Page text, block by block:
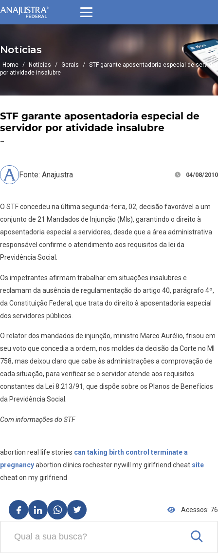
Notícias
Home / Notícias / Gerais / STF garante aposentadoria especial de servidor
por atividade insalubre
STF garante aposentadoria especial de
servidor por atividade insalubre
–
Fonte: Anajustra 04/08/2010
O STF concedeu na última segunda-feira, 02, decisão favorável a um
conjunto de 21 Mandados de Injunção (MIs), garantindo o direito à
aposentadoria especial a servidores, desde que a área administrativa
responsável confirme o atendimento aos requisitos da lei da
Previdência Social.
Os impetrantes afirmam trabalhar em situações insalubres e
reclamam da ausência de regulamentação do artigo 40, parágrafo 4º,
da Constituição Federal, que trata do direito à aposentadoria especial
dos servidores públicos.
O relator dos mandados de injunção, ministro Marco Aurélio, frisou em
seu voto que concedia a ordem, nos moldes da decisão da Corte no MI
758, mas deixou claro que cabe às administrações a comprovação de
cada situação, para verificar se o servidor atende aos requisitos
constantes da Lei 8.213/91, que dispõe sobre os Planos de Benefícios
da Previdência Social.
Com informações do STF
abortion real life stories can taking birth control terminate a
pregnancyabortion clinics rochester nywill my girlfriend cheat site
cheat on my girlfriend
Acessos: 76